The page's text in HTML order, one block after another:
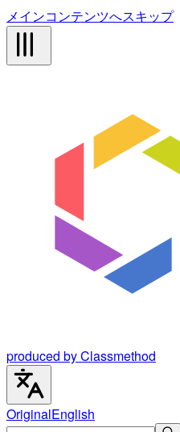
メインコンテンツへスキップ
produced by Classmethod
OriginalEnglish